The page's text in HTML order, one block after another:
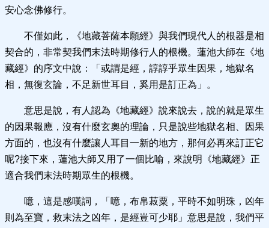
安心念佛修行。
不僅如此，《地藏菩薩本願經》與我們現代人的根器是相
契合的，非常契我們末法時期修行人的根機。蓮池大師在《地
藏經》的序文中說：「或謂是經，諄諄乎眾生因果，地獄名
相，無復玄論，不足新世耳目，奚用是訂正為」。
意思是說，有人認為《地藏經》說來說去，說的就是眾生
的因果報應，沒有什麼玄奧的理論，只是說些地獄名相、因果
方面的，也沒有什麼讓人耳目一新的地方，那何必再來訂正它
呢?接下來，蓮池大師又用了一個比喻，來說明《地藏經》正
適合我們末法時期眾生的根機。
噫，這是感嘆詞，「噫，布帛菽粟，平時不如明珠，凶年
則為至寶，救末法之凶年，是經豈可少耶」意思是說，我們平